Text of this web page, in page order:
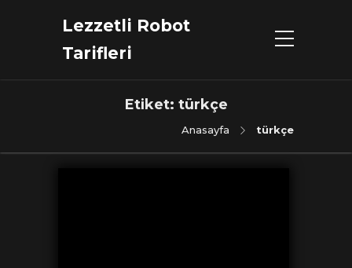
Lezzetli Robot
Tarifleri
Etiket: türkçe
Anasayfa türkçe